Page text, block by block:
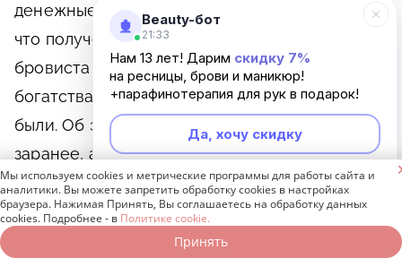
денежные затраты. Следует помнить о том,
что полученный на руки сертификат мастера-
бровиста не гарантирует моментального
богатства, какими бы хорошими курсы ни
были. Об этом необходимо позаботиться
заранее, а также продумать, с чего вы будете
начинать свой карьерный путь, как
нарабатывать опыт.
Никогда не стоит обращать внимание при
Beauty-бот
21:33
Нам 13 лет! Дарим скидку 7%
на ресницы, брови и маникюр!
+парафинотерапия для рук в подарок!
Да, хочу скидку
Неинтересно
Мы используем cookies и метрические программы для работы сайта и
аналитики. Вы можете запретить обработку cookies в настройках
браузера. Нажимая Принять, Вы соглашаетесь на обработку данных
cookies. Подробнее - в Политике cookie.
Принять